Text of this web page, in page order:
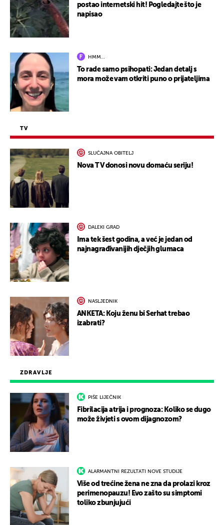
ZDRAVLJE
PIŠE LIJEČNIK
Fibrilacija atrija i prognoza: Koliko se dugo
može živjeti s ovom dijagnozom?
ALARMANTNI REZULTATI NOVE STUDIJE
Više od trećine žena ne zna da prolazi kroz
perimenopauzu! Evo zašto su simptomi
toliko zbunjujući
postao internetski hit! Pogledajte što je
napisao
HMM…
To rade samo psihopati: Jedan detalj s
mora može vam otkriti puno o prijateljima
TV
SLUČAJNA OBITELJ
Nova TV donosi novu domaću seriju!
DALEKI GRAD
Ima tek šest godina, a već je jedan od
najnagrađivanijih dječjih glumaca
NASLJEDNIK
ANKETA: Koju ženu bi Serhat trebao
izabrati?